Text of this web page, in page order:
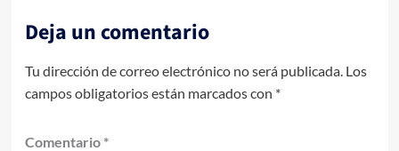
Deja un comentario
Tu dirección de correo electrónico no será publicada. Los
campos obligatorios están marcados con *
Comentario *